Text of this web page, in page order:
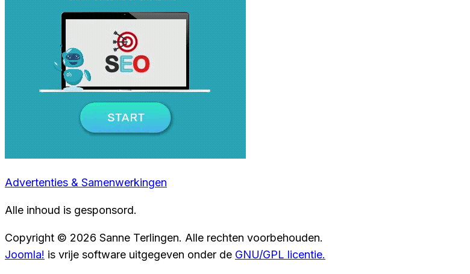
Advertenties & Samenwerkingen
Alle inhoud is gesponsord.
Copyright © 2026 Sanne Terlingen. Alle rechten voorbehouden.
Joomla! is vrije software uitgegeven onder de GNU/GPL licentie.